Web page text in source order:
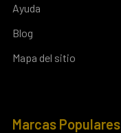
Ayuda
Blog
Mapa del sitio
Marcas Populares